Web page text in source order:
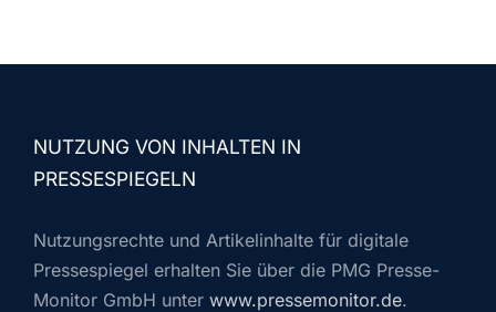
NUTZUNG VON INHALTEN IN
PRESSESPIEGELN
Nutzungsrechte und Artikelinhalte für digitale
Pressespiegel erhalten Sie über die PMG Presse-
Monitor GmbH unter www.pressemonitor.de.